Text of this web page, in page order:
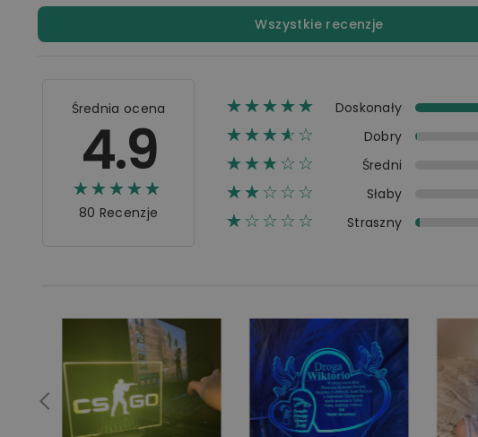
Wszystkie recenzje
Średnia ocena
4.9
☆☆☆☆☆
★★★★★
80 Recenzje
☆☆☆☆☆
★★★★★ Doskonały
☆☆☆☆☆
★★★★ Dobry
☆☆☆☆☆
★★★ Średni
☆☆☆☆☆
★★ Słaby
☆☆☆☆☆
★ Straszny